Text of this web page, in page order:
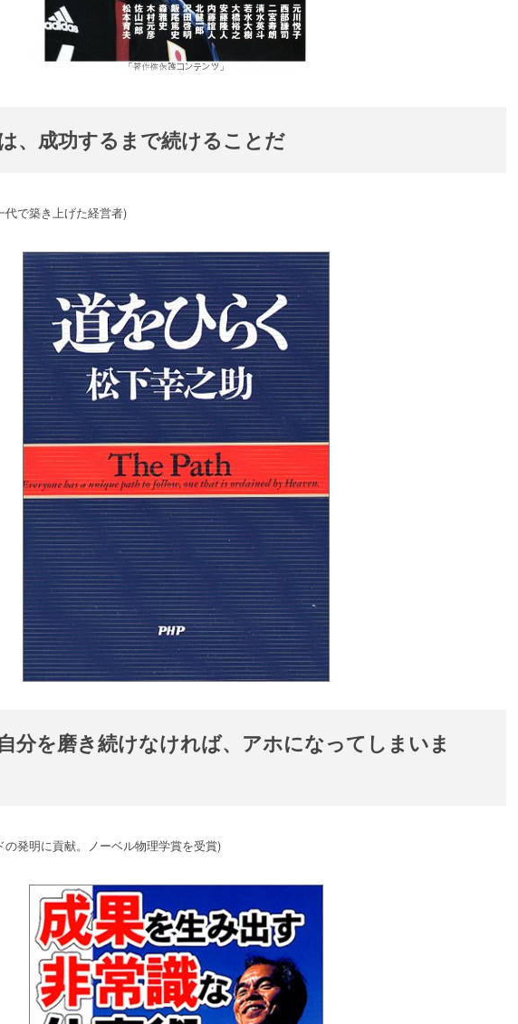
、成功するまで続けることだ
で築き上げた経営者)
分を磨き続けなければ、アホになってしまいま
発明に貢献。ノーベル物理学賞を受賞)